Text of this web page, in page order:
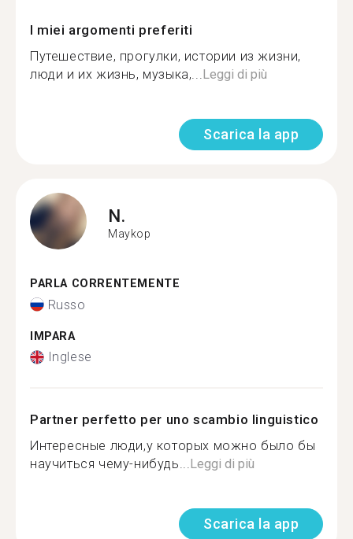
I miei argomenti preferiti
Путешествие, прогулки, истории из жизни,
люди и их жизнь, музыка,...Leggi di più
Scarica la app
N.
Maykop
PARLA CORRENTEMENTE
Russo
IMPARA
Inglese
Partner perfetto per uno scambio linguistico
Интересные люди,у которых можно было бы
научиться чему-нибудь...Leggi di più
Scarica la app